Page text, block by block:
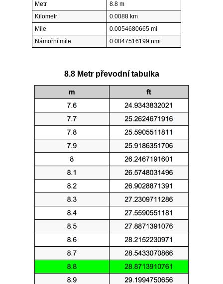
Metr
8.8 m
Kilometr
0.0088 km
Míle
0.0054680665 mi
Námořní míle
0.0047516199 nmi
8.8 Metr převodní tabulka